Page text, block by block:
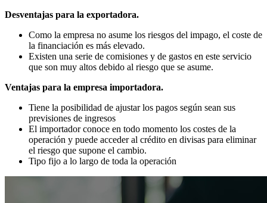
Desventajas para la exportadora.
Como la empresa no asume los riesgos del impago, el coste de
la financiación es más elevado.
Existen una serie de comisiones y de gastos en este servicio
que son muy altos debido al riesgo que se asume.
Ventajas para la empresa importadora.
Tiene la posibilidad de ajustar los pagos según sean sus
previsiones de ingresos
El importador conoce en todo momento los costes de la
operación y puede acceder al crédito en divisas para eliminar
el riesgo que supone el cambio.
Tipo fijo a lo largo de toda la operación